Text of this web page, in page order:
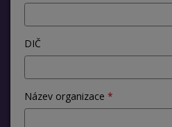
DIČ
Název organizace